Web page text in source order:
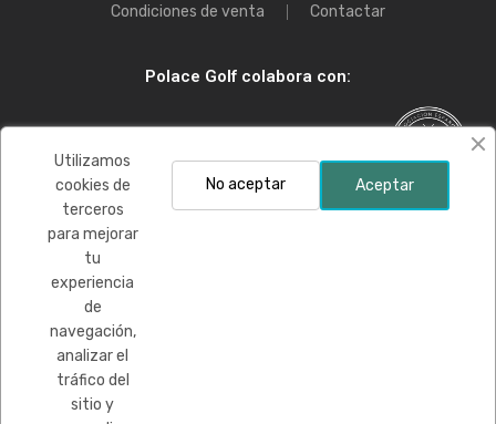
Condiciones de venta
Contactar
Polace Golf colabora con:
Financiado por la Unión Europea-Next Generation EU
Utilizamos
cookies de
terceros
para mejorar
tu
experiencia
de
navegación,
analizar el
tráfico del
sitio y
Aceptar
No aceptar